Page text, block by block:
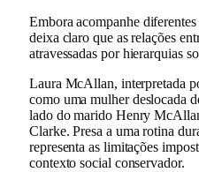
Embora acompanhe
deixa claro que as relações
atravessadas por hierarquias
Laura McAllan, interpretada
como uma mulher deslocada
lado do marido Henry
Clarke. Presa a uma rotina
representa as limitações
contexto social conservador.